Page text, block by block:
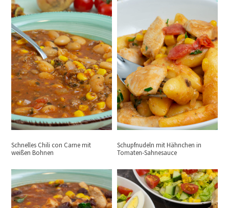
Schnelles Chili con Carne mit
weißen Bohnen
Schupfnudeln mit Hähnchen in
Tomaten-Sahnesauce